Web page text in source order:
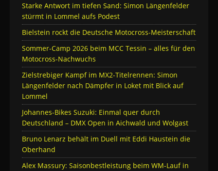
Starke Antwort im tiefen Sand: Simon Längenfelder
stürmt in Lommel aufs Podest
Bielstein rockt die Deutsche Motocross-Meisterschaft
Sommer-Camp 2026 beim MCC Tessin – alles für den
Motocross-Nachwuchs
Zielstrebiger Kampf im MX2-Titelrennen: Simon
Längenfelder nach Dämpfer in Loket mit Blick auf
Lommel
Johannes-Bikes Suzuki: Einmal quer durch
Deutschland – DMX Open in Aichwald und Wolgast
Bruno Lenarz behält im Duell mit Eddi Haustein die
Oberhand
Alex Massury: Saisonbestleistung beim WM-Lauf in